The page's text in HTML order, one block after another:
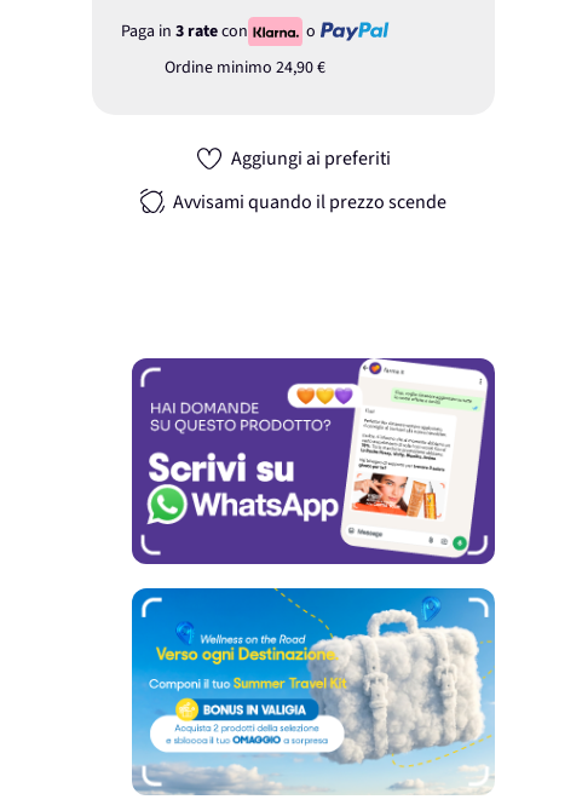
Paga in 3 ratecon
o
Ordine minimo 24,90 €
Aggiungi ai preferiti
Avvisami quando il prezzo scende